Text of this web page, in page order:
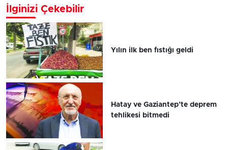
İlginizi Çekebilir
Yılın ilk ben fıstığı geldi
Hatay ve Gaziantep’te deprem
tehlikesi bitmedi